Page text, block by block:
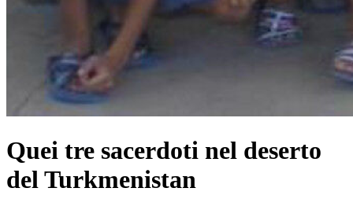
Quei tre sacerdoti nel deserto
del Turkmenistan